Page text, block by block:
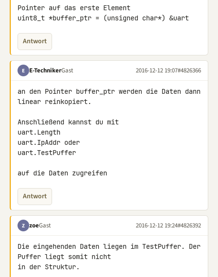
Pointer auf das erste Element
uint8_t *buffer_ptr = (unsigned char*) &uart
Antwort
E E-TechnikerGast 2016-12-12 19:07#4826366
an den Pointer buffer_ptr werden die Daten dann
linear reinkopiert.
Anschließend kannst du mit
uart.Length
uart.IpAddr oder
uart.TestPuffer
auf die Daten zugreifen
Antwort
Z zoeGast 2016-12-12 19:24#4826392
Die eingehenden Daten liegen im TestPuffer. Der
Puffer liegt somit nicht
in der Struktur.